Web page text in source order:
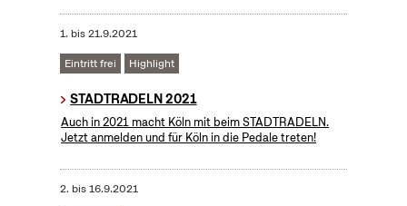
1. bis21.9.2021
Eintritt frei Highlight
STADTRADELN 2021
Auch in 2021 macht Köln mit beim STADTRADELN.
Jetzt anmelden und für Köln in die Pedale treten!
2. bis16.9.2021